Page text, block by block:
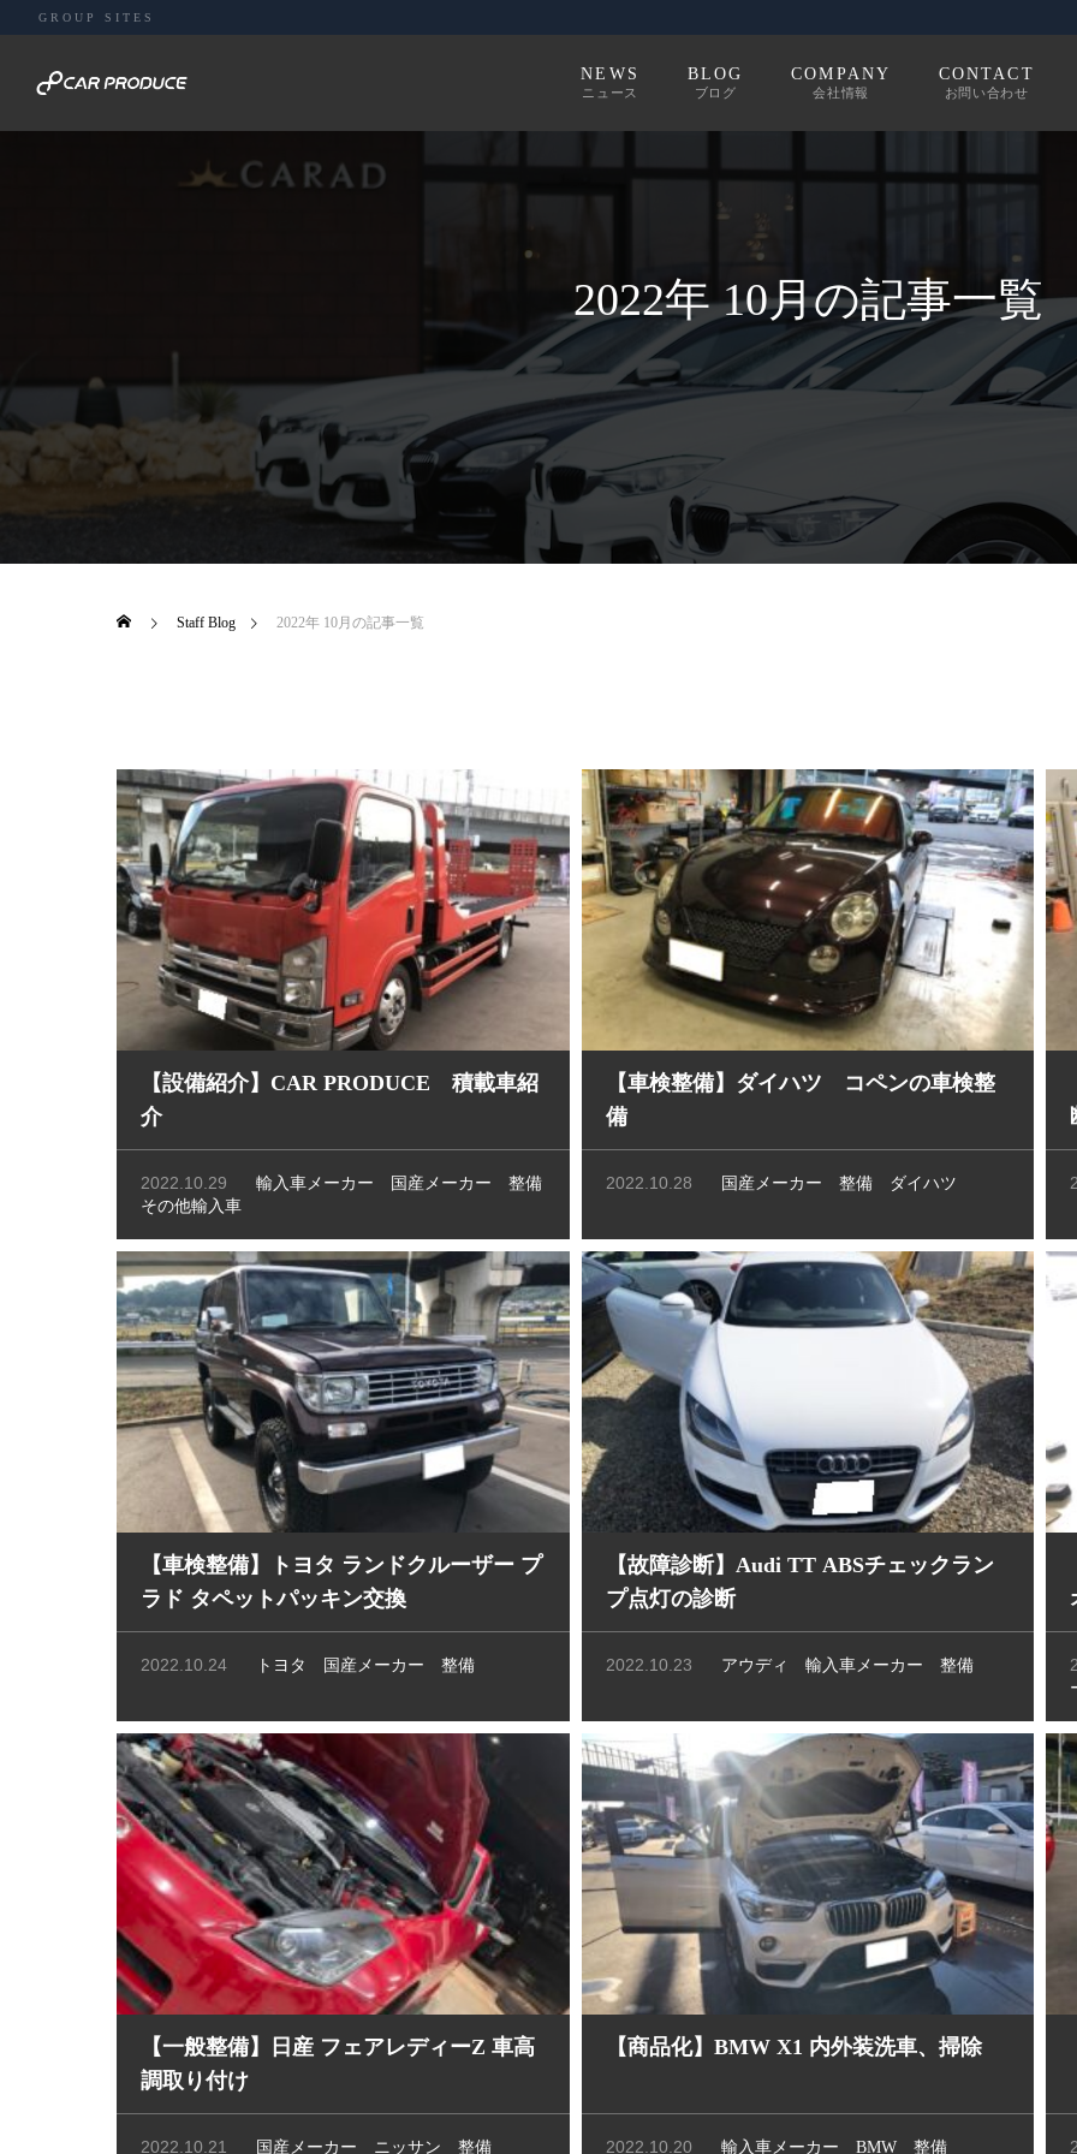
GROUP SITES
NEWS
ニュース
BLOG
ブログ
COMPANY
会社情報
CONTACT
お問い合わせ
2022年 10月の記事一覧
Staff Blog 2022年 10月の記事一覧
【設備紹介】CAR PRODUCE 積載車紹
介
2022.10.29 輸入車メーカー 国産メーカー
整備
その他輸入車
【車検整備】ダイハツ コペンの車検整
備
2022.10.28 国産メーカー 整備 ダイハツ
【車検整備】トヨタ ランドクルーザー プ
ラド タペットパッキン交換
2022.10.24 トヨタ 国産メーカー 整備
【故障診断】Audi TT ABSチェックラン
プ点灯の診断
2022.10.23 アウディ 輸入車メーカー 整備
【一般整備】日産 フェアレディーZ 車高
調取り付け
2022.10.21 国産メーカー ニッサン 整備
【商品化】BMW X1 内外装洗車、掃除
2022.10.20 輸入車メーカー BMW 整備